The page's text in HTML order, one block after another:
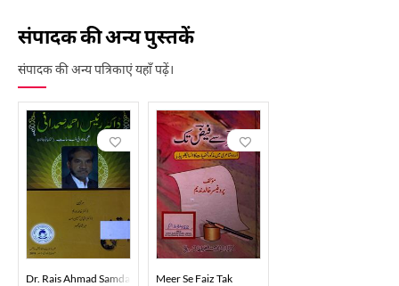
संपादक की अन्य पुस्तकें
संपादक की अन्य पत्रिकाएं यहाँ पढ़ें।
Dr. Rais Ahmad Samdani
Meer Se Faiz Tak